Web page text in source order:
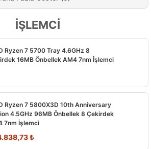
İŞLEMCİ
Ryzen 7 5700 Tray 4.6GHz 8
16MB Önbellek AM4 7nm İşlemci
Ryzen 7 5800X3D 10th Anniversary
4.5GHz 96MB Önbellek 8 Çekirdek
7nm İşlemci
₺